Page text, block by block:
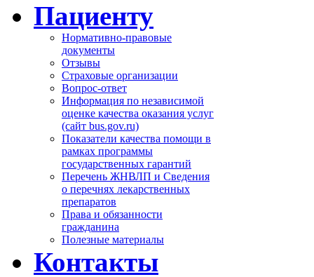
Пациенту
Нормативно-правовые
документы
Отзывы
Страховые организации
Вопрос-ответ
Информация по независимой
оценке качества оказания услуг
(сайт bus.gov.ru)
Показатели качества помощи в
рамках программы
государственных гарантий
Перечень ЖНВЛП и Сведения
о перечнях лекарственных
препаратов
Права и обязанности
гражданина
Полезные материалы
Контакты